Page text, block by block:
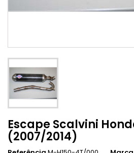
Escape Scalvini
(2007/2014)